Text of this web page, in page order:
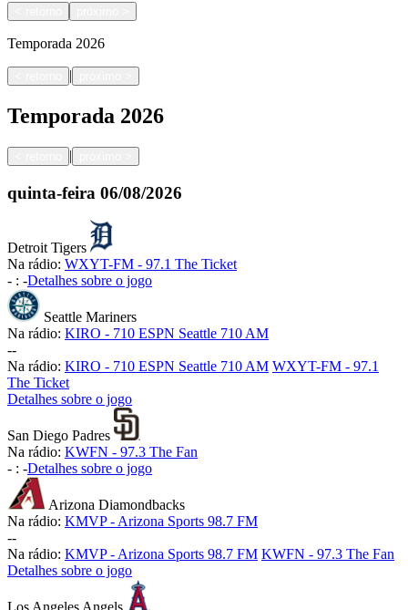
Temporada 2026
|
Temporada 2026
|
quinta-feira 06/08/2026
Detroit Tigers
Na rádio: WXYT-FM - 97.1 The Ticket
- : -Detalhes sobre o jogo
Seattle Mariners
Na rádio: KIRO - 710 ESPN Seattle 710 AM
--
Na rádio: KIRO - 710 ESPN Seattle 710 AM WXYT-FM - 97.1
The Ticket
Detalhes sobre o jogo
San Diego Padres
Na rádio: KWFN - 97.3 The Fan
- : -Detalhes sobre o jogo
Arizona Diamondbacks
Na rádio: KMVP - Arizona Sports 98.7 FM
--
Na rádio: KMVP - Arizona Sports 98.7 FM KWFN - 97.3 The Fan
Detalhes sobre o jogo